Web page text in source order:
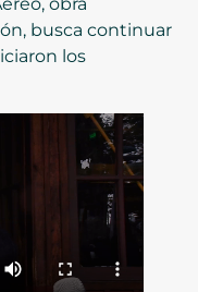
obra
busca continuar
los